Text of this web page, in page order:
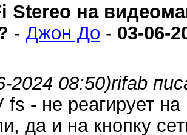
Stereo на
- Джон До - 03-06-
2024 08:50)rifab
fs - не реагирует
да и на кнопку